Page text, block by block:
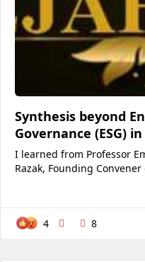
Synthesis beyond
Governance (ESG)
Sejahtera is added
I learned from Professor
Razak, Founding
(SLI) who attended a 2-
4 8